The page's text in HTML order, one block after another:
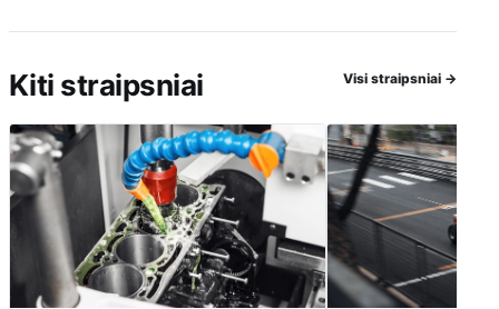
Kiti straipsniai Visi straipsniai →